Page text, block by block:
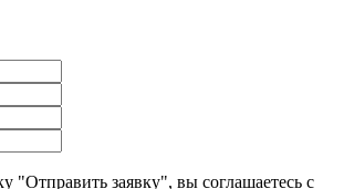
"Отправить заявку", вы соглашаетесь с